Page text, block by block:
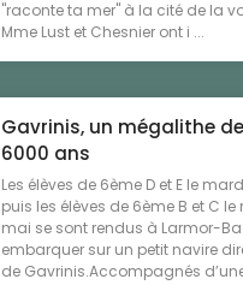
"raconte ta mer" à la cité de la
Mme Lust et Chesnier ont i ...
Gavrinis, un mégalithe
6000 ans
Les élèves de 6ème D et E le
puis les élèves de 6ème B et C
mai se sont rendus à Larmor-
embarquer sur un petit navire
de Gavrinis.Accompagnés